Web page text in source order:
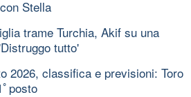
Stella
trame Turchia, Akif su una
tutto'
2026, classifica e previsioni: Toro
posto